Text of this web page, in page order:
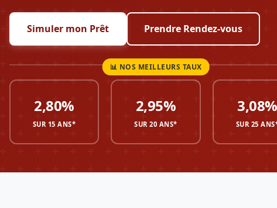
Simuler mon Prêt Prendre Rendez-vous
2,80%
SUR 15 ANS*
2,95%
SUR 20 ANS*
3,08%
SUR 25